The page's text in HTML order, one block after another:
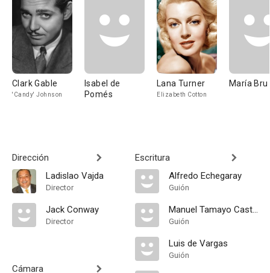
Clark Gable
'Candy' Johnson
Isabel de
Pomés
Lana Turner
Elizabeth Cotton
María Bru
Dirección
Ladislao Vajda
Director
Jack Conway
Director
Cámara
Escritura
Alfredo Echegaray
Guión
Manuel Tamayo Castro
Guión
Luis de Vargas
Guión